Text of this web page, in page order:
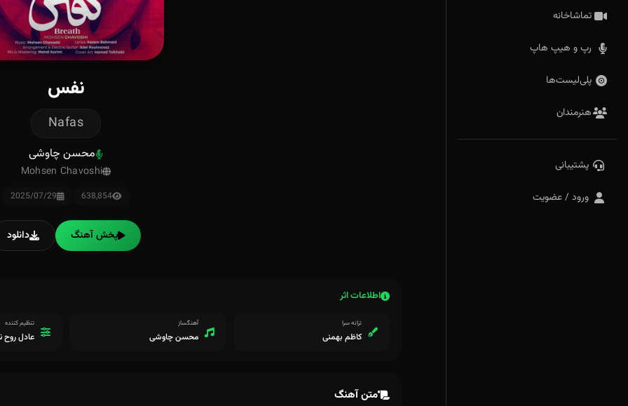
تماشاخانه
رپ و هیپ هاپ
پلی‌لیست‌ها
هنرمندان
پشتیبانی
ورود / عضویت
نفس
Nafas
محسن چاوشی
Mohsen Chavoshi
638,854
2025/07/29
پخش آهنگ دانلود
اطلاعات اثر
ترانه سرا
کاظم بهمنی
آهنگساز
محسن چاوشی
تنظیم کننده
عادل روح
متن آهنگ